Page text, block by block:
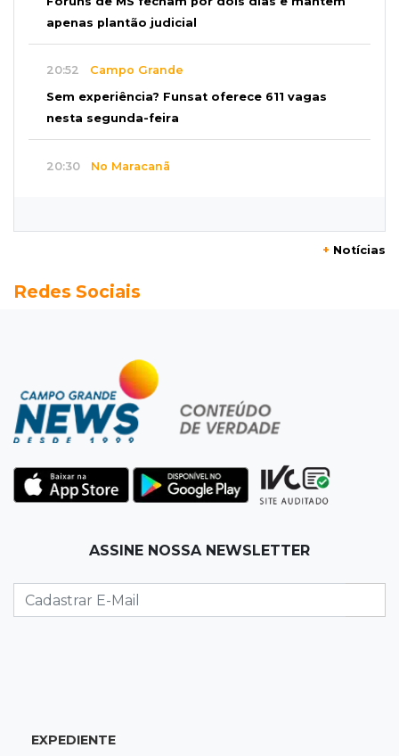
apenas plantão judicial
20:52 Campo Grande
Sem experiência? Funsat oferece 611 vagas
nesta segunda-feira
20:30 No Maracanã
Seleções em MS têm salários de até R$ 8,2 mil;
Jardim Itatiaia
Vigia é amarrado durante roubo de carro e
dois caminhões em pátio
Corinthians vence Bragantino por 2 a 0 e sobe
para 7º no Brasileirão
Na Vila Belmiro
lugar no Brasileirão
18:33Em 2022
+ Notícias
Redes Sociais
ASSINE NOSSA NEWSLETTER
EXPEDIENTE